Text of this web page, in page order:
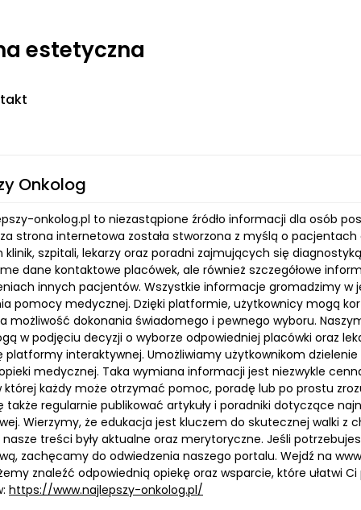
estetyczna
Onkolog
onkolog.pl to niezastąpione źródło informacji dla osób
strona internetowa została stworzona z myślą o
klinik, szpitali, lekarzy oraz poradni zajmujących się
dane kontaktowe placówek, ale również szczegółowe
innych pacjentów. Wszystkie informacje gromadzimy w
pomocy medycznej. Dzięki platformie, użytkownicy mogą
możliwość dokonania świadomego i pewnego wyboru.
w podjęciu decyzji o wyborze odpowiedniej placówki oraz
platformy interaktywnej. Umożliwiamy użytkownikom
medycznej. Taka wymiana informacji jest niezwykle
której każdy może otrzymać pomoc, poradę lub po prostu
także regularnie publikować artykuły i poradniki dotyczące
Wierzymy, że edukacja jest kluczem do skutecznej walki z
treści były aktualne oraz merytoryczne. Jeśli
zachęcamy do odwiedzenia naszego portalu. Wejdź na
znaleźć odpowiednią opiekę oraz wsparcie, które ułatwi
https://www.najlepszy-onkolog.pl/